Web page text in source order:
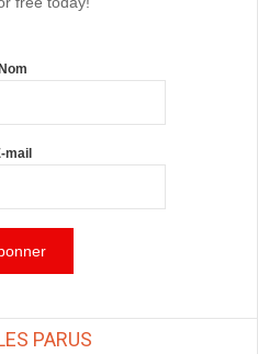
mail
PARUS